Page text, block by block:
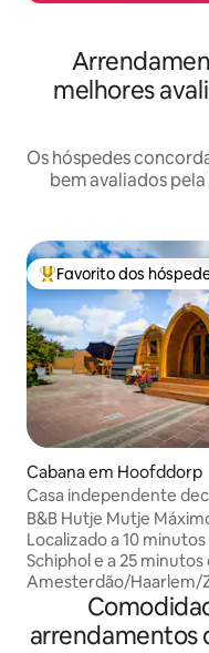
melhores
Os hóspedes
bem avaliados
Favoritos dos
Favorito dos
Cabana em Hoofddorp
Casa independente
gosto
B&B Hutje Mutje
Localizado a 10
Schiphol e a 25 minutos
Amesterdão/Haarlem/
de jantar/trabalho e
reclináveis - TV de ecrã
Casa de banho,
arrendamentos